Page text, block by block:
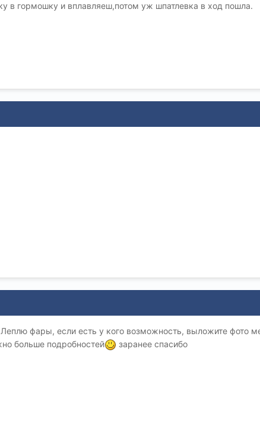
в гормошку и вплавляеш,потом уж шпатлевка в ход пошла.
фары, если есть у кого возможность, выложите фото
больше подробностей
заранее спасибо